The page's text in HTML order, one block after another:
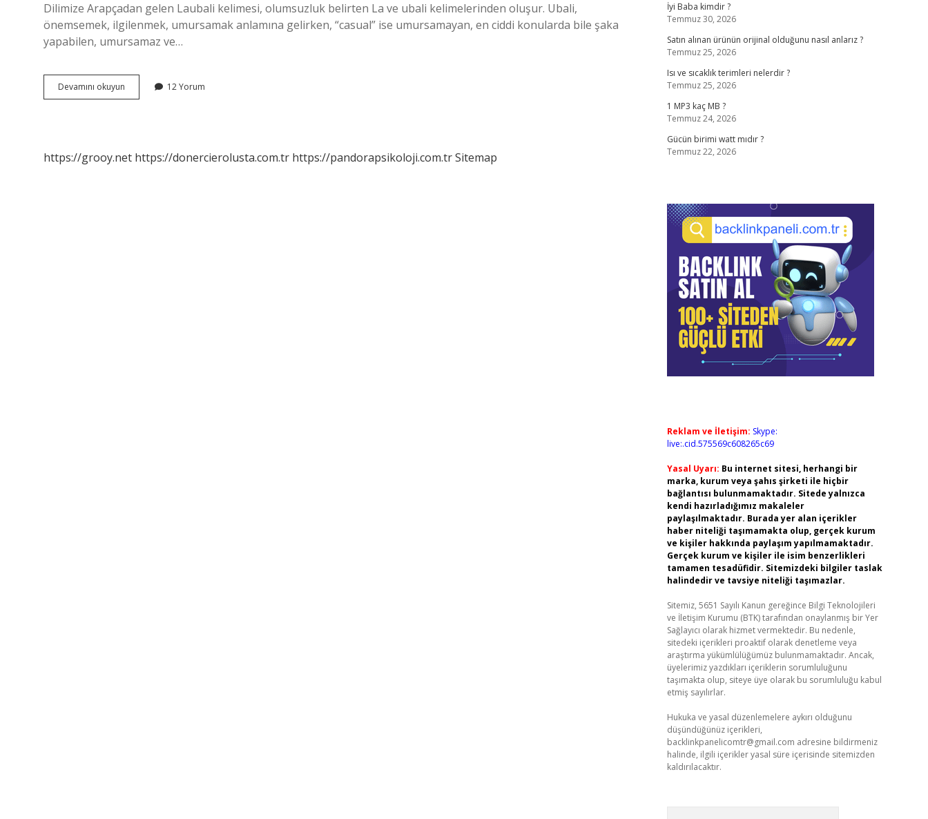
Dilimize Arapçadan gelen Laubali kelimesi, olumsuzluk belirten La ve ubali kelimelerinden oluşur. Ubali,
önemsemek, ilgilenmek, umursamak anlamına gelirken, “casual” ise umursamayan, en ciddi konularda bile şaka
yapabilen, umursamaz ve…
Devamını okuyun
Tavır
12 Yorum
https://grooy.net https://donercierolusta.com.tr https://pandorapsikoloji.com.trSitemap
İyi Baba kimdir ?
Temmuz 30, 2026
Satın alınan ürünün orijinal olduğunu nasıl anlarız ?
Temmuz 25, 2026
Isı ve sıcaklık terimleri nelerdir ?
Temmuz 25, 2026
1 MP3 kaç MB ?
Temmuz 24, 2026
Gücün birimi watt mıdır ?
Temmuz 22, 2026
Reklam ve İletişim: Skype:
live:.cid.575569c608265c69
Yasal Uyarı: Bu internet sitesi, herhangi bir
marka, kurum veya şahıs şirketi ile hiçbir
bağlantısı bulunmamaktadır. Sitede yalnızca
kendi hazırladığımız makaleler
paylaşılmaktadır. Burada yer alan içerikler
haber niteliği taşımamakta olup, gerçek kurum
ve kişiler hakkında paylaşım yapılmamaktadır.
Gerçek kurum ve kişiler ile isim benzerlikleri
tamamen tesadüfidir. Sitemizdeki bilgiler taslak
halindedir ve tavsiye niteliği taşımazlar.
Sitemiz, 5651 Sayılı Kanun gereğince Bilgi Teknolojileri
ve İletişim Kurumu (BTK) tarafından onaylanmış bir Yer
Sağlayıcı olarak hizmet vermektedir. Bu nedenle,
sitedeki içerikleri proaktif olarak denetleme veya
araştırma yükümlülüğümüz bulunmamaktadır. Ancak,
üyelerimiz yazdıkları içeriklerin sorumluluğunu
taşımakta olup, siteye üye olarak bu sorumluluğu kabul
etmiş sayılırlar.
Hukuka ve yasal düzenlemelere aykırı olduğunu
düşündüğünüz içerikleri,
backlinkpanelicomtr@gmail.com adresine bildirmeniz
halinde, ilgili içerikler yasal süre içerisinde sitemizden
kaldırılacaktır.